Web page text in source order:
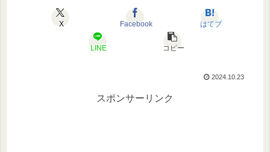
X Facebook はてブ
LINE コピー
2024.10.23
スポンサーリンク